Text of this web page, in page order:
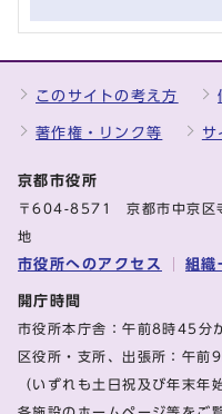
このサイトの考え方
著作権・リンク等 サ
京都市役所
〒604-8571 京都市中京区
地
市役所へのアクセス 組織
開庁時間
市役所本庁舎：午前8時45
区役所・支所、出張所：午
（いずれも土日祝及び年末年